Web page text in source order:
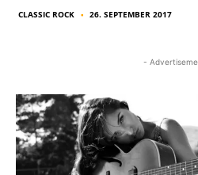
CLASSIC ROCK ■ 26. SEPTEMBER 2017
-